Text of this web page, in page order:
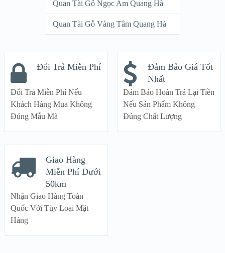
Quan Tài Gỗ Ngọc Am Quang Hà
Quan Tài Gỗ Vàng Tâm Quang Hà
Đổi Trả Miễn Phí
Đổi Trả Miễn Phí Nếu
Khách Hàng Mua Không
Đúng Mẫu Mã
Đảm Bảo Giá Tốt
Nhất
Đảm Bảo Hoàn Trả Lại Tiền
Nếu Sản Phẩm Không
Đúng Chất Lượng
Giao Hàng
Miễn Phí Dưới
50km
Nhận Giao Hàng Toàn
Quốc Với Tùy Loại Mặt
Hàng